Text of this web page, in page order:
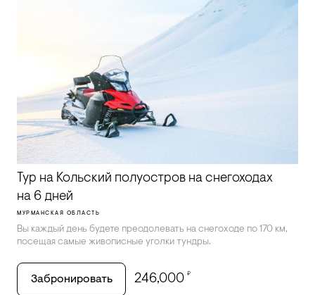
Тур на Кольский полуостров на снегоходах
на 6 дней
МУРМАНСКАЯ ОБЛАСТЬ
Вы каждый день будете преодолевать на снегоходе по 170 км,
посещая самые живописные уголки тундры.
Забронировать 246,000 ₽